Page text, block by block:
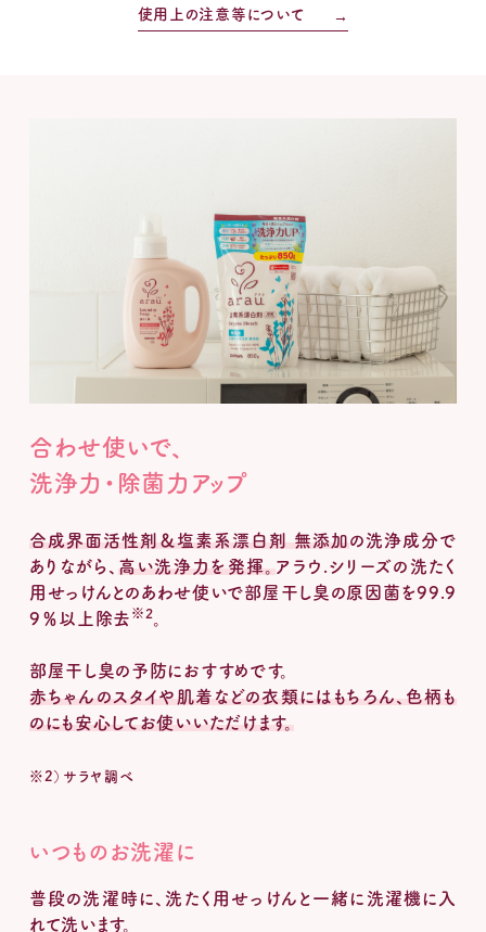
使用上の注意等について
合わせ使いで、
洗浄力・除菌力アップ
合成界面活性剤＆塩素系漂白剤 無添加の洗浄成分で
ありながら、 高い洗浄力を発揮。アラウ.シリーズの洗たく
用せっけんとのあわせ使いで部屋干し臭の原因菌を99.9
9％以上除去 ※2。
部屋干し臭の予防におすすめです。
赤ちゃんのスタイや肌着などの衣類にはもちろん、色柄も
のにも安心してお使いいただけます。
※2）サラヤ調べ
いつものお洗濯に
普段の洗濯時に、洗たく用せっけんと一緒に洗濯機に入
れて洗います。